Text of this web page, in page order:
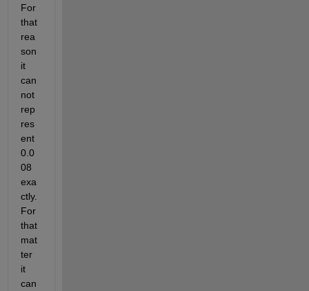
For
that
rea
son
it
can
not
rep
res
ent
0.0
08
exa
ctly.
For
that
mat
ter
it
can